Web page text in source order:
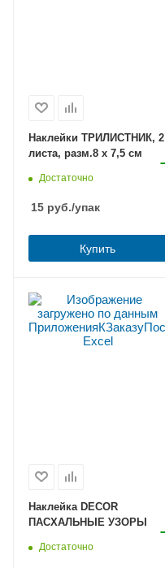
Наклейки ТРИЛИСТНИК, 2
листа, разм.8 x 7,5 см
Достаточно
15 руб./упак
Купить
Наклейка DECOR
ПАСХАЛЬНЫЕ УЗОРЫ
Достаточно